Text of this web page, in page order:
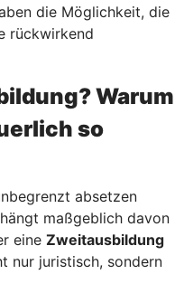
die Möglichkeit, die
rückwirkend
Warum
so
absetzen
maßgeblich davon
eine Zweitausbildung
nur juristisch, sondern